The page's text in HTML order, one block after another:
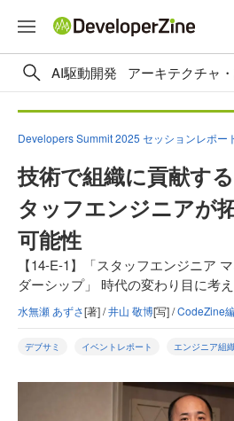
AI駆動開発 アーキテクチャ
Developers Summit 2025 セッションレポー
技術で組織に貢献す
タッフエンジニアが
可能性
【14-E-1】「スタッフエンジニア
ダーシップ」 時代の変わり目に考
水無瀬 あずさ[著] /井山 敬博[写] /CodeZine
デブサミ イベントレポート エンジニア組